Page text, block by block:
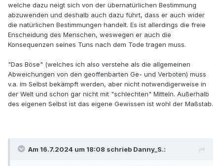
welche dazu neigt sich von der übernatürlichen Bestimmung
abzuwenden und deshalb auch dazu führt, dass er auch wider
die natürlichen Bestimmungen handelt. Es ist allerdings die freie
Enscheidung des Menschen, weswegen er auch die
Konsequenzen seines Tuns nach dem Tode tragen muss.
"Das Böse" (welches ich also verstehe als die allgemeinen
Abweichungen von den geoffenbarten Ge- und Verboten) muss
v.a. im Selbst bekämpft werden, aber nicht notwendigerweise in
der Welt und schon gar nicht mit "schlechten" Mitteln. Außerhalb
des eigenen Selbst ist das eigene Gewissen ist wohl der Maßstab.
Am 16.7.2024 um 18:08 schrieb Danny_S.: